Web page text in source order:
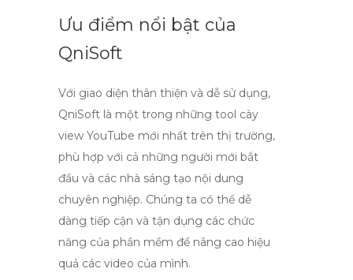
Ưu điểm nổi bật của
QniSoft
Với giao diện thân thiện và dễ sử dụng,
QniSoft là một trong những tool cày
view YouTube mới nhất trên thị trường,
phù hợp với cả những người mới bắt
đầu và các nhà sáng tạo nội dung
chuyên nghiệp. Chúng ta có thể dễ
dàng tiếp cận và tận dụng các chức
năng của phần mềm để nâng cao hiệu
quả các video của mình.